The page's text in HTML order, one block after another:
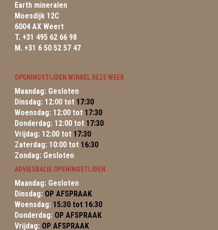
Earth mineralen
Moesdijk 12C
6004 AX Weert
T. +31 495 62 66 98
M. +31 6 50 52 57 47
OPENINGSTIJDEN WINKEL DEZE WEEK
Maandag: Gesloten
Dinsdag: 12:00 tot 17:30
Woensdag: 12:00 tot 17:30
Donderdag: 12:00 tot 17:30
Vrijdag: 12:00 tot 17:30
Zaterdag: 10:00 tot 16:30
Zondag: Gesloten
ADVIESBALIE OPENINGSTIJDEN
Maandag: Gesloten
Dinsdag: OP AFSPRAAK
Woensdag: 15:30 tot 16:30
Donderdag: OP AFSPRAAK
Vrijdag: OP AFSPRAAK